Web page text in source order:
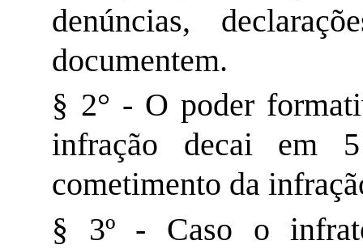
denúncias,
documentem.
§ 2° - O poder
infração decai em
cometimento da
§ 3º - Caso o